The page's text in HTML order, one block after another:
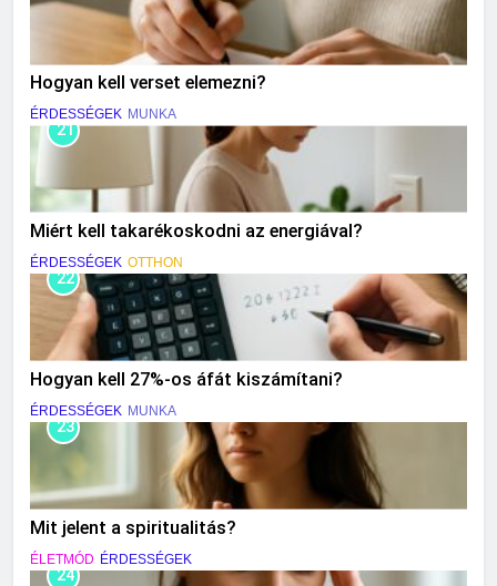
Hogyan kell verset elemezni?
ÉRDESSÉGEK MUNKA
21
Miért kell takarékoskodni az energiával?
ÉRDESSÉGEK OTTHON
22
Hogyan kell 27%-os áfát kiszámítani?
ÉRDESSÉGEK MUNKA
23
Mit jelent a spiritualitás?
ÉLETMÓD ÉRDESSÉGEK
24